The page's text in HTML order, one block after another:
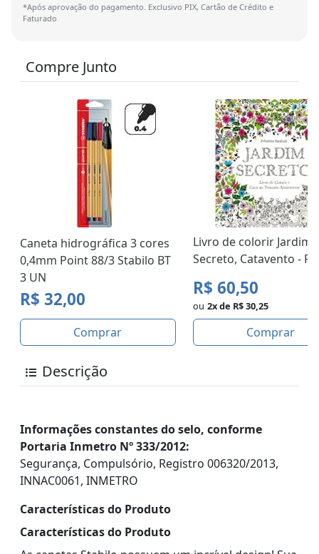
*Após aprovação do pagamento. Exclusivo PIX, Cartão de Crédito e
Faturado
Compre Junto
Caneta hidrográfica 3 cores
0,4mm Point 88/3 Stabilo BT
3 UN
R$ 32,00
Comprar
Livro de colorir Jardim
Secreto, Catavento -
R$ 60,50
ou 2x de R$ 30,25
Comprar
Descrição
Informações constantes do selo, conforme
Portaria Inmetro Nº 333/2012:
Segurança, Compulsório, Registro 006320/2013,
INNAC0061, INMETRO
Características do Produto
Características do Produto